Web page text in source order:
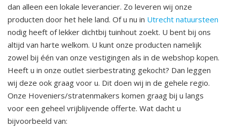
dan alleen een lokale leverancier. Zo leveren wij onze
producten door het hele land. Of u nu in Utrecht natuursteen
nodig heeft of lekker dichtbij tuinhout zoekt. U bent bij ons
altijd van harte welkom. U kunt onze producten namelijk
zowel bij één van onze vestigingen als in de webshop kopen.
Heeft u in onze outlet sierbestrating gekocht? Dan leggen
wij deze ook graag voor u. Dit doen wij in de gehele regio.
Onze Hoveniers/stratenmakers komen graag bij u langs
voor een geheel vrijblijvende offerte. Wat dacht u
bijvoorbeeld van: